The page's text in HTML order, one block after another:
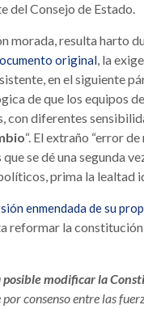
del Consejo de Estado.
morada, resulta harto
original, la
en el siguiente
de que los equipos
con diferentes
“. El extraño “error
se dé una segunda
prima la lealtad
enmendada de su
reformar la
posible modificar la
consenso entre las